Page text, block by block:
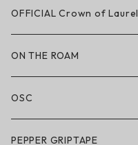
LAKAI × CHOCOLATE
LAKAI × RIPNDIP
シューズ
アパレル
OFFICIAL Crown of Laurel
ON THE ROAM
アパレル
サングラス
OSC
PEPPER GRIPTAPE